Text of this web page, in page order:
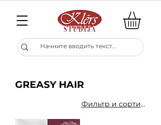
GREASY HAIR
Фильтр и сортировка